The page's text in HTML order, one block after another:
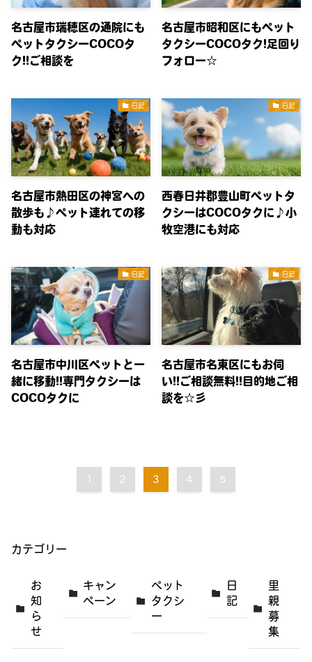
名古屋市瑞穂区の通院にも
ペットタクシーCOCOタ
ク!!ご相談を
名古屋市昭和区にもペット
タクシーCOCOタク!足回り
フォロー☆
日記
名古屋市熱田区の神宮への
散歩も♪ペット連れての移
動も対応
日記
西春日井郡豊山町ペットタ
クシーはCOCOタクに♪小
牧空港にも対応
日記
名古屋市中川区ペットと一
緒に移動!!専門タクシーは
COCOタクに
日記
名古屋市名東区にもお伺
い!!ご相談無料!!目的地ご相
談を☆彡
1 2 3 4 5
カテゴリー
お
知
ら
せ
キャン
ペーン
ペット
タクシ
ー
日
記
里
親
募
集